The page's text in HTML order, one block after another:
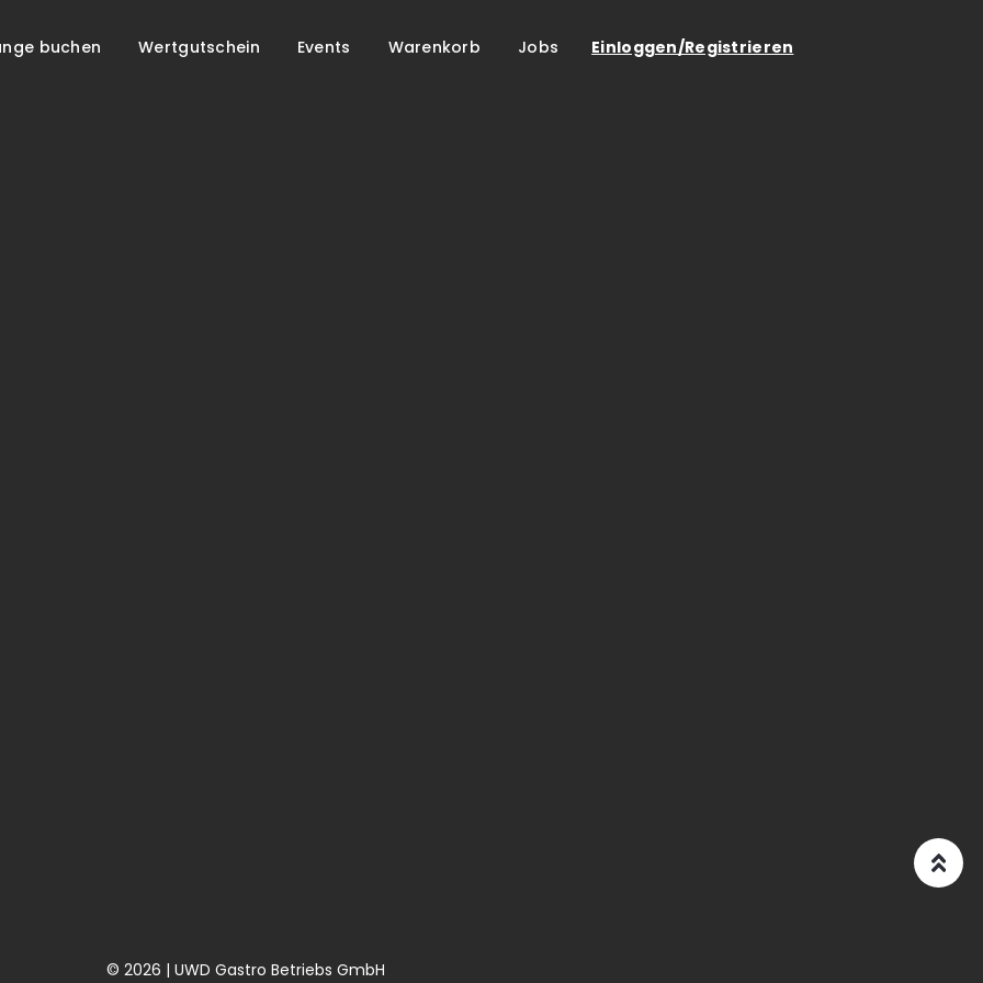
Einloggen/Registrieren
buchen Wertgutschein Events Warenkorb Jobs
© 2026 | UWD Gastro Betriebs GmbH